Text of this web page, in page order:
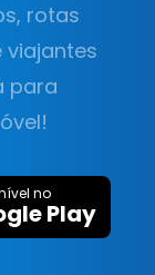
rotas
viajantes
para
no
Play